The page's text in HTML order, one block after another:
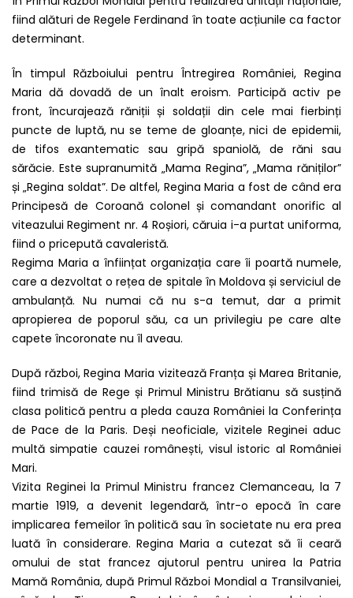
fiind alături de Regele Ferdinand în toate acțiunile ca factor
determinant.
În timpul Războiului pentru Întregirea României, Regina
Maria dă dovadă de un înalt eroism. Participă activ pe
front, încurajează răniții și soldații din cele mai fierbinți
puncte de luptă, nu se teme de gloanțe, nici de epidemii,
de tifos exantematic sau gripă spaniolă, de răni sau
sărăcie. Este supranumită „Mama Regina”, „Mama răniților”
și „Regina soldat”. De altfel, Regina Maria a fost de când era
Principesă de Coroană colonel și comandant onorific al
viteazului Regiment nr. 4 Roșiori, căruia i-a purtat uniforma,
fiind o pricepută cavaleristă.
Regima Maria a înființat organizația care îi poartă numele,
care a dezvoltat o rețea de spitale în Moldova și serviciul de
ambulanță. Nu numai că nu s-a temut, dar a primit
apropierea de poporul său, ca un privilegiu pe care alte
capete încoronate nu îl aveau.
După război, Regina Maria vizitează Franța și Marea Britanie,
fiind trimisă de Rege și Primul Ministru Brătianu să susțină
clasa politică pentru a pleda cauza României la Conferința
de Pace de la Paris. Deși neoficiale, vizitele Reginei aduc
multă simpatie cauzei românești, visul istoric al României
Mari.
Vizita Reginei la Primul Ministru francez Clemanceau, la 7
martie 1919, a devenit legendară, într-o epocă în care
implicarea femeilor în politică sau în societate nu era prea
luată în considerare. Regina Maria a cutezat să îi ceară
omului de stat francez ajutorul pentru unirea la Patria
Mamă România, după Primul Război Mondial a Transilvaniei,